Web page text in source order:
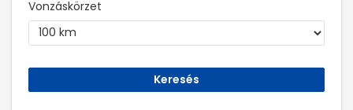
Vonzáskörzet